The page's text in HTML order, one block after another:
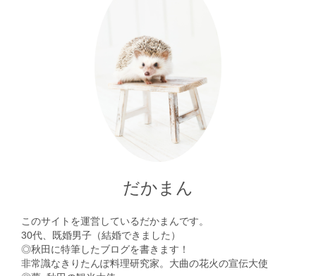
だかまん
このサイトを運営しているだかまんです。
30代、既婚男子（結婚できました）
◎秋田に特筆したブログを書きます！
非常識なきりたんぽ料理研究家。大曲の花火の宣伝大使